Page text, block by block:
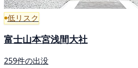
低リスク
富士山本宮浅間大社
259件の出没